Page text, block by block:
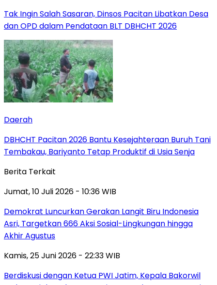
Tak Ingin Salah Sasaran, Dinsos Pacitan Libatkan Desa
dan OPD dalam Pendataan BLT DBHCHT 2026
Daerah
DBHCHT Pacitan 2026 Bantu Kesejahteraan Buruh Tani
Tembakau, Bariyanto Tetap Produktif di Usia Senja
Berita Terkait
Jumat, 10 Juli 2026 - 10:36 WIB
Demokrat Luncurkan Gerakan Langit Biru Indonesia
Asri, Targetkan 666 Aksi Sosial-Lingkungan hingga
Akhir Agustus
Kamis, 25 Juni 2026 - 22:33 WIB
Berdiskusi dengan Ketua PWI Jatim, Kepala Bakorwil